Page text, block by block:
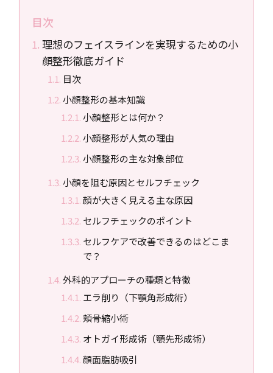
目次
理想のフェイスラインを実現するための小
顔整形徹底ガイド
目次
小顔整形の基本知識
小顔整形とは何か？
小顔整形が人気の理由
小顔整形の主な対象部位
小顔を阻む原因とセルフチェック
顔が大きく見える主な原因
セルフチェックのポイント
セルフケアで改善できるのはどこま
で？
外科的アプローチの種類と特徴
エラ削り（下顎角形成術）
頬骨縮小術
オトガイ形成術（顎先形成術）
顔面脂肪吸引